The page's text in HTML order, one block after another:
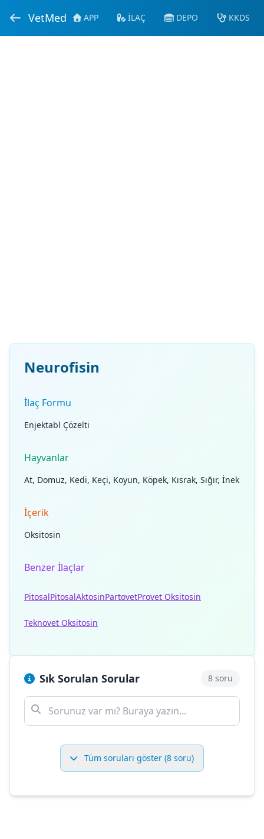
VetMed APP İLAÇ DEPO KKDS
Neurofisin
İlaç Formu
Enjektabl Çözelti
Hayvanlar
At, Domuz, Kedi, Keçi, Koyun, Köpek, Kısrak, Sığır, İnek
İçerik
Oksitosin
Benzer İlaçlar
PitosalPitosalAktosinPartovetProvet Oksitosin
Teknovet Oksitosin
Sık Sorulan Sorular 8 soru
Tüm soruları göster (8 soru)